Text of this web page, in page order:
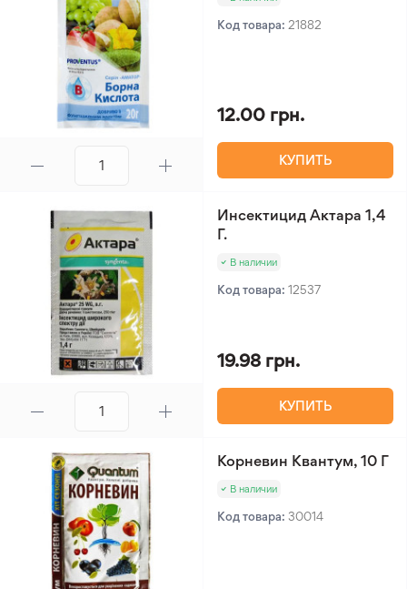
Код товара: 21882
12.00 грн.
КУПИТЬ
Инсектицид Актара 1,4
Г.
В наличии
Код товара: 12537
19.98 грн.
КУПИТЬ
Корневин Квантум, 10 Г
В наличии
Код товара: 30014